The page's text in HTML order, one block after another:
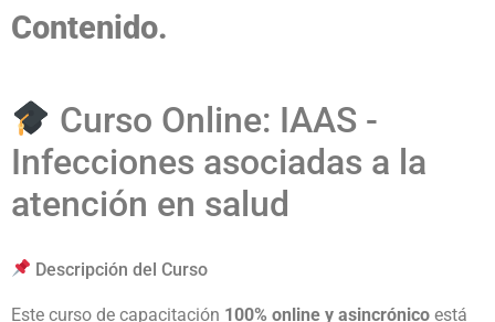
Contenido.
Curso Online: IAAS -
Infecciones asociadas a la
atención en salud
Descripción del Curso
Este curso de capacitación 100% online y asincrónico está